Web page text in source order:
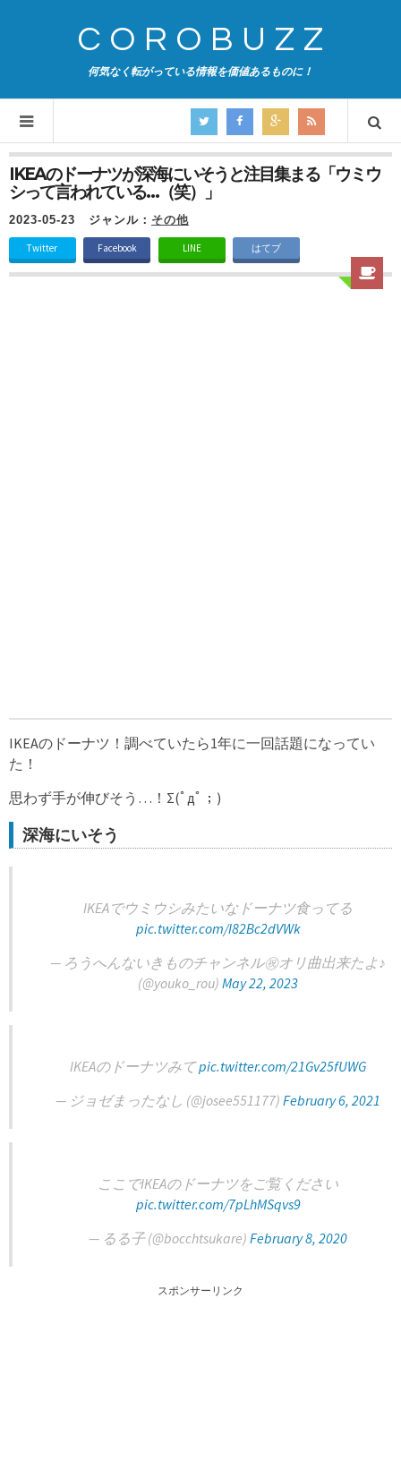
COROBUZZ
何気なく転がっている情報を価値あるものに！
IKEAのドーナツが深海にいそうと注目集まる「ウミウ
シって言われている…（笑）」
2023-05-23 ジャンル： その他
Twitter Facebook LINE はてブ
IKEAのドーナツ！調べていたら1年に一回話題になってい
た！
思わず手が伸びそう…！Σ(ﾟдﾟ；)
深海にいそう
IKEAでウミウシみたいなドーナツ食ってる
pic.twitter.com/I82Bc2dVWk
— ろうへんないきものチャンネル㊗オリ曲出来たよ♪
(@youko_rou) May 22, 2023
IKEAのドーナツみてpic.twitter.com/21Gv25fUWG
— ジョゼまったなし (@josee551177) February 6, 2021
ここでIKEAのドーナツをご覧ください
pic.twitter.com/7pLhMSqvs9
— るる子 (@bocchtsukare) February 8, 2020
スポンサーリンク